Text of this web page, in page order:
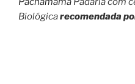
Biológicarecomendada